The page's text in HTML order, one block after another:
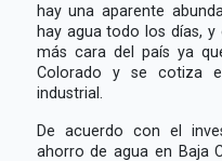
hay una aparente
hay agua todo los días, y
más cara del país ya
Colorado y se cotiza
industrial.
De acuerdo con el
ahorro de agua en Baja